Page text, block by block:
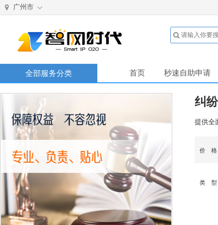
广州市
全部服务分类 首页 秒速自助申请
纠
提供全
价 格
类 型